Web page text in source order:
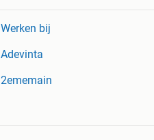
Werken bij
Adevinta
2ememain